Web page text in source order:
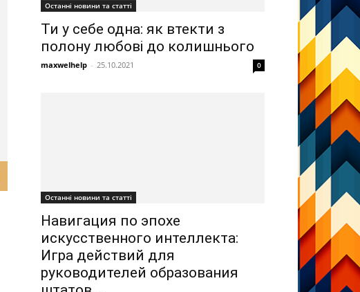
Останні новини та статті
Ти у себе одна: як втекти з
полону любові до колишнього
maxwelhelp - 25.10.2021 0
Останні новини та статті
Навигация по эпохе
искусственного интеллекта:
Игра действий для
руководителей образования